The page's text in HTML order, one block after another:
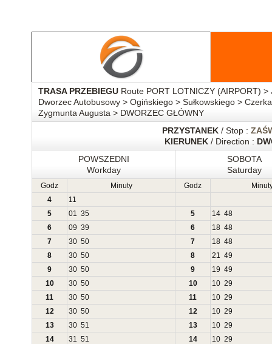
TRASA PRZEBIEGU Route PORT LOTNICZY (AIRPORT)
Dworzec Autobusowy > Ogińskiego > Sułkowskiego >
Zygmunta Augusta > DWORZEC GŁÓWNY
PRZYSTANEK / Stop :
KIERUNEK / Direction :
POWSZEDNI
Workday
SOBOTA
Saturday
Godz Minuty Godz
4
11
5
01 35 5 14 48
6
09 39 6 18 48
7
30 50 7 18 48
8
30 50 8 21 49
9
30 50 9 19 49
10
30 50 10 10 29
11
30 50 11 10 29
12
30 50 12 10 29
13
30 51 13 10 29
14
31 51 14 10 29